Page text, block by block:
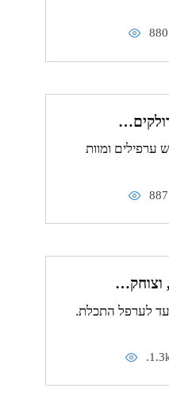
880
ערפילים ומוות
887
וצוחק…
לערפל התכלת.